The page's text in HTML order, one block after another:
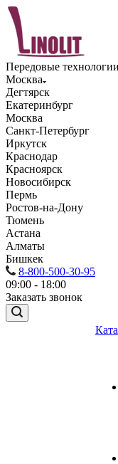
Передовые
Москва
Дегтярск
Екатеринбург
Москва
Санкт-Петербург
Иркутск
Краснодар
Красноярск
Новосибирск
Пермь
Ростов-на-Дону
Тюмень
Астана
Алматы
Бишкек
8-800-500-30-95
09:00 - 18:00
Заказать звонок